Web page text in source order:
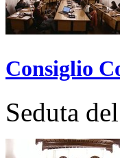
Consiglio
Seduta